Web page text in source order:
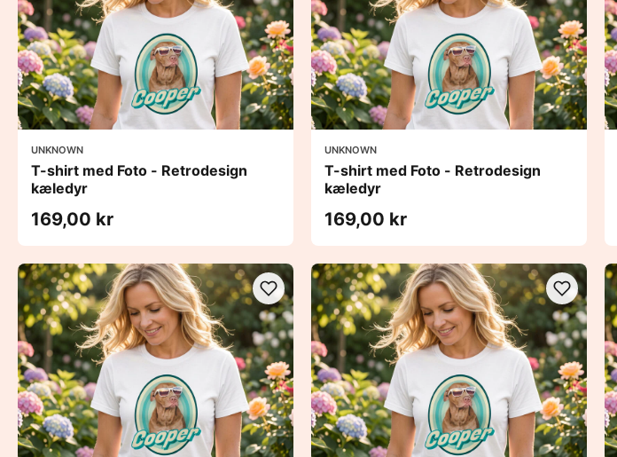
UNKNOWN
T-shirt med Foto - Retrodesign
kæledyr
169,00 kr
UNKNOWN
T-shirt med Foto - Retrodesign
kæledyr
169,00 kr